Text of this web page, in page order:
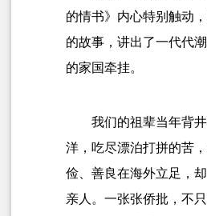
的情书》内心特别触动
的故事，讲出了一代代
的家国牵挂。
我们的祖辈当年背
洋，吃尽漂泊打拼的苦
俭、善良在海外立足，
亲人。一张张侨批，不